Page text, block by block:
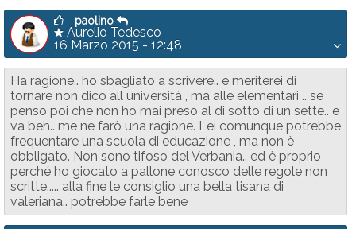
paolino
Aurelio Tedesco
16 Marzo 2015 - 12:48
Ha ragione.. ho sbagliato a scrivere.. e meriterei di
tornare non dico all università , ma alle elementari .. se
penso poi che non ho mai preso al di sotto di un sette.. e
va beh.. me ne farò una ragione. Lei comunque potrebbe
frequentare una scuola di educazione , ma non è
obbligato. Non sono tifoso del Verbania.. ed è proprio
perché ho giocato a pallone conosco delle regole non
scritte..... alla fine le consiglio una bella tisana di
valeriana.. potrebbe farle bene